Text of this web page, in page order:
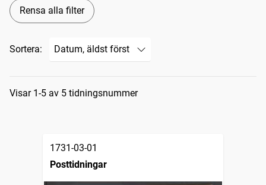
Rensa alla filter
Sortera:
Sökresultat
Visar 1-5 av 5 tidningsnummer
1731-03-01
Posttidningar